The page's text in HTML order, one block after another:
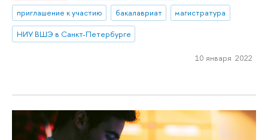
приглашение к участию
бакалавриат
магистратура
НИУ ВШЭ в Санкт-Петербурге
10 января 2022